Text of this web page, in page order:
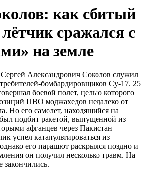
как сбитый
лётчик сражался с
на земле
Александрович Соколов служил
бомбардировщиков Су-17. 25
боевой полет, целью которого
ПВО моджахедов недалеко от
Но его самолет, находящийся на
подбит ракетой, выпущенной из
афганцев через Пакистан
успел катапультироваться из
его парашют раскрылся поздно и
он получил несколько травм. На
закончились.